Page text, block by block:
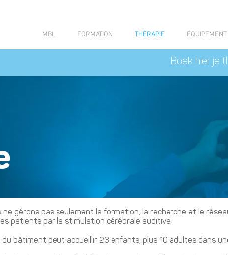
MBL FORMATION THÉRAPIE ÉQUIPEMENT
Boek hier je
ne gérons pas seulement la formation, la recherche et le
patients par la stimulation cérébrale auditive.
du bâtiment peut accueillir 23 enfants, plus 10 adultes dans